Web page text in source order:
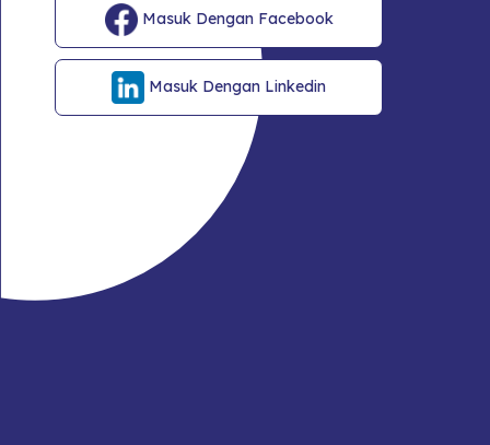
Masuk Dengan Facebook
Masuk Dengan Linkedin